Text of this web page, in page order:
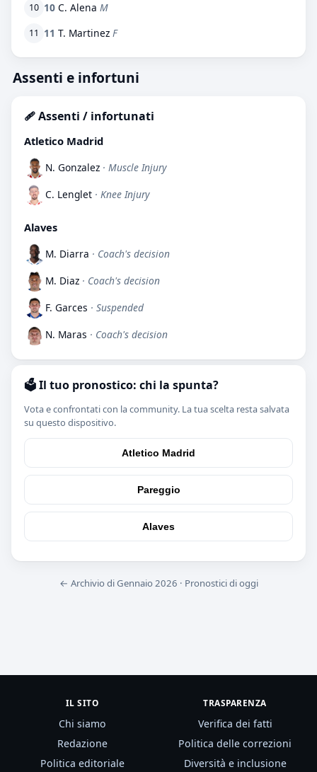
10 10 C. Alena M
11 11 T. Martinez F
Assenti e infortuni
🩹 Assenti / infortunati
Atletico Madrid
N. Gonzalez · Muscle Injury
C. Lenglet · Knee Injury
Alaves
M. Diarra · Coach's decision
M. Diaz · Coach's decision
F. Garces · Suspended
N. Maras · Coach's decision
🗳️ Il tuo pronostico: chi la spunta?
Vota e confrontati con la community. La tua scelta resta salvata
su questo dispositivo.
Atletico Madrid
Pareggio
Alaves
← Archivio di Gennaio 2026 · Pronostici di oggi
IL SITO
Chi siamo
Redazione
Politica editoriale
TRASPARENZA
Verifica dei fatti
Politica delle correzioni
Diversità e inclusione